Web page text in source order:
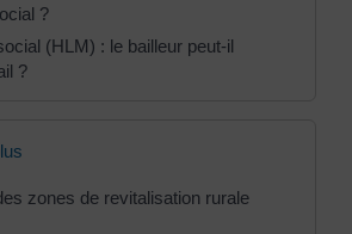
?
(HLM) : le bailleur peut-il
?
zones de revitalisation rurale